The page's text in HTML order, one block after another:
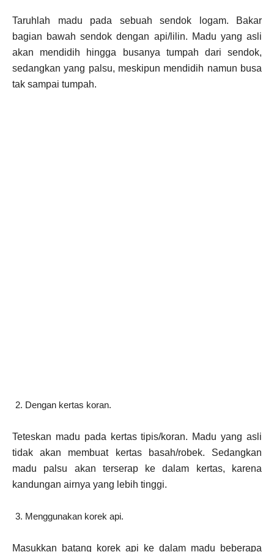
Taruhlah madu pada sebuah sendok logam. Bakar
bagian bawah sendok dengan api/lilin. Madu yang asli
akan mendidih hingga busanya tumpah dari sendok,
sedangkan yang palsu, meskipun mendidih namun busa
tak sampai tumpah.
Dengan kertas koran.
Teteskan madu pada kertas tipis/koran. Madu yang asli
tidak akan membuat kertas basah/robek. Sedangkan
madu palsu akan terserap ke dalam kertas, karena
kandungan airnya yang lebih tinggi.
Menggunakan korek api.
Masukkan batang korek api ke dalam madu beberapa